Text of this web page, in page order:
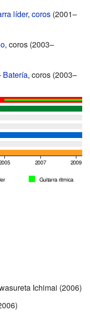
líder, coros (2001–
, coros (2003–
Batería, coros (2003–
Ichimai (2006)